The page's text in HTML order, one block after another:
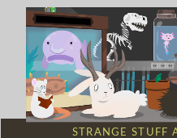
STRANGE STUFF